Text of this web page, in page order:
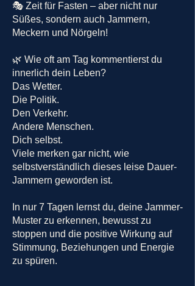
🎭 Zeit für Fasten – aber nicht nur
Süßes, sondern auch Jammern,
Meckern und Nörgeln!
🌿 Wie oft am Tag kommentierst du
innerlich dein Leben?
Das Wetter.
Die Politik.
Den Verkehr.
Andere Menschen.
Dich selbst.
Viele merken gar nicht, wie
selbstverständlich dieses leise Dauer-
Jammern geworden ist.
In nur 7 Tagen lernst du, deine Jammer-
Muster zu erkennen, bewusst zu
stoppen und die positive Wirkung auf
Stimmung, Beziehungen und Energie
zu spüren.